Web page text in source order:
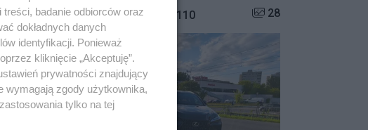
Mistrzowie parkowania #110 Liczba zdjęć w galerii:
28
badanie odbiorców oraz
dokładnych danych
identyfikacji. Ponieważ
kliknięcie „Akceptuję”.
prywatności znajdujący
wymagają zgody użytkownika,
tylko na tej